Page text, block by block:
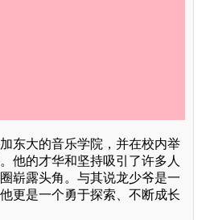
东大的音乐学院，并在校内举
他的才华和坚持吸引了许多人
崭露头角。与其说龙少爷是一
更是一个勇于探索、不断成长